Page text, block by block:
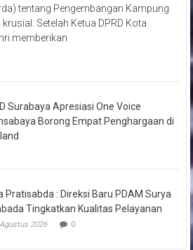
tentang Pengembangan Kampung
Setelah Ketua DPRD Kota
memberikan
Surabaya Apresiasi One Voice
Borong Empat Penghargaan di
Pratisabda : Direksi Baru PDAM Surya
Tingkatkan Kualitas Pelayanan
2026 0